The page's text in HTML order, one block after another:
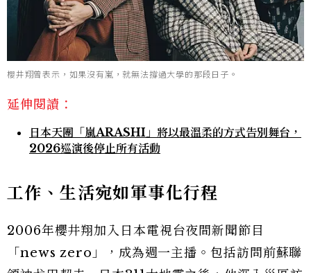
櫻井翔曾表示，如果沒有嵐，就無法撐過大學的那段日子。
延伸閱讀：
日本天團「嵐ARASHI」將以最溫柔的方式告別舞台，
2026巡演後停止所有活動
工作、生活宛如軍事化行程
2006年櫻井翔加入日本電視台夜間新聞節目
「news zero」，成為週一主播。包括訪問前蘇聯